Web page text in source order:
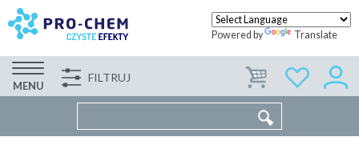
Powered by Translate
MENU
FILTRUJ WSPÓŁPRACA KONTAKT